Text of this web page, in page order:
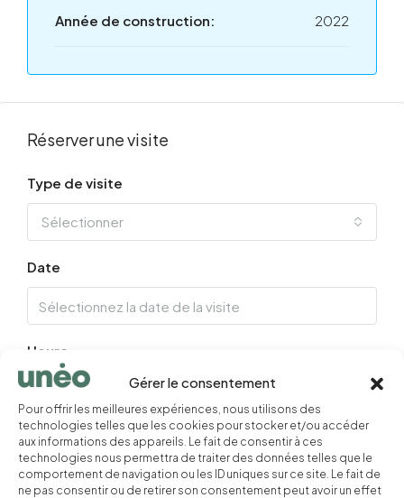
Gérer le consentement
Pour offrir les meilleures expériences, nous utilisons des
technologies telles que les cookies pour stocker et/ou accéder
aux informations des appareils. Le fait de consentir à ces
technologies nous permettra de traiter des données telles que le
comportement de navigation ou les ID uniques sur ce site. Le fait de
ne pas consentir ou de retirer son consentement peut avoir un effet
Année de construction: 2022
Réserver une visite
Type de visite
Sélectionner
Date
Heure
10:00 am
Vos informations